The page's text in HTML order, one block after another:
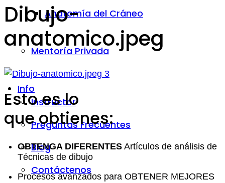
Anatomía del Cráneo
Mentoría Privada
Info
Instructor
Preguntas Frecuentes
Blog
Contáctenos
Dibujo-
anatomico.jpeg
Esto es lo
que obtienes:
OBTENGA DIFERENTES Artículos de análisis de
Técnicas de dibujo
Procesos avanzados para OBTENER MEJORES